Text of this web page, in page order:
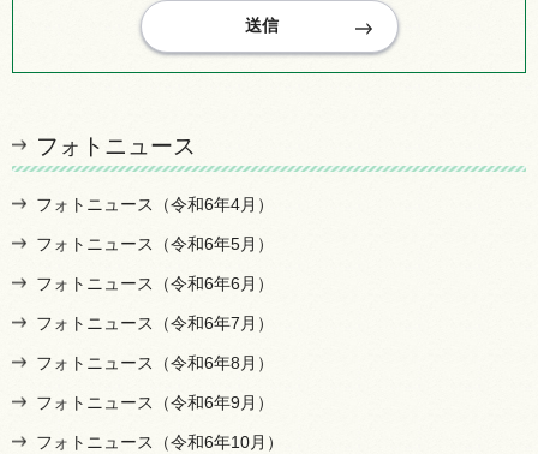
フォトニュース
フォトニュース（令和6年4月）
フォトニュース（令和6年5月）
フォトニュース（令和6年6月）
フォトニュース（令和6年7月）
フォトニュース（令和6年8月）
フォトニュース（令和6年9月）
フォトニュース（令和6年10月）